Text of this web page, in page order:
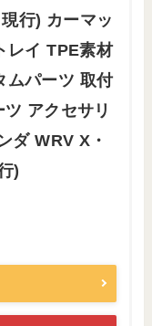
行) カーマッ
レイ TPE素材
ムパーツ 取付
アクセサリ
ダ WRV X・
)